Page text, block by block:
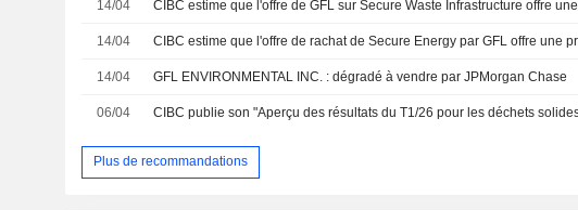
14/04
14/04
14/04 GFL ENVIRONMENTAL INC. : dégradé à vendre par JPMorgan Chase
06/04
Plus de recommandations